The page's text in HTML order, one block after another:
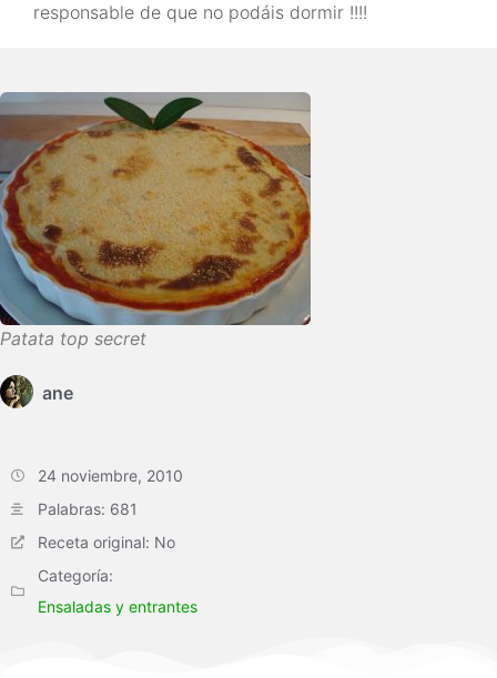
responsable de que no podáis dormir !!!!
Patata top secret
ane
24 noviembre, 2010
Palabras: 681
Receta original: No
Categoría:
Ensaladas y entrantes